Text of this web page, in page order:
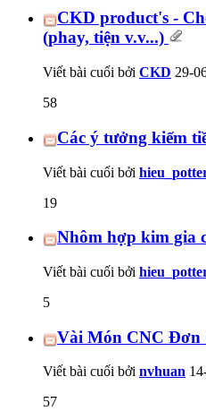
CKD product's -
(phay, tiện v.v...)
Viết bài cuối bởi CKD 29-
58
Các ý tưởng kiếm
Viết bài cuối bởi
19
Nhôm hợp kim gia
Viết bài cuối bởi
5
Vài Món CNC Đơn
Viết bài cuối bởi nvhuan
57